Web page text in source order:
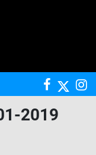
2019